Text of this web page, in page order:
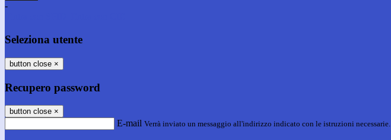
-
Seleziona utente
button close ×
Recupero password
button close ×
E-mail Verrà inviato un messaggio all'indirizzo indicato con le istruzioni necessarie.